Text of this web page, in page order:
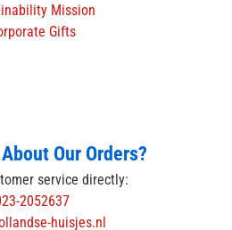
Mission
Gifts
Our Orders?
service directly:
2052637
huisjes.nl